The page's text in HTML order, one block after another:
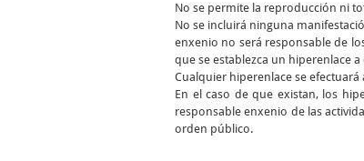
No se permite la reproducción ni
No se incluirá ninguna
enxenio no será responsable de
que se establezca un hiperenlace a
Cualquier hiperenlace se
En el caso de que existan, los
responsable enxenio de las
orden público.